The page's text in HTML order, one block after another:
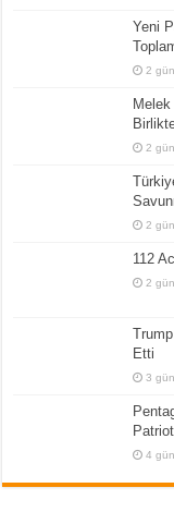
Yeni
2
2
2
112
2
Etti
3
4